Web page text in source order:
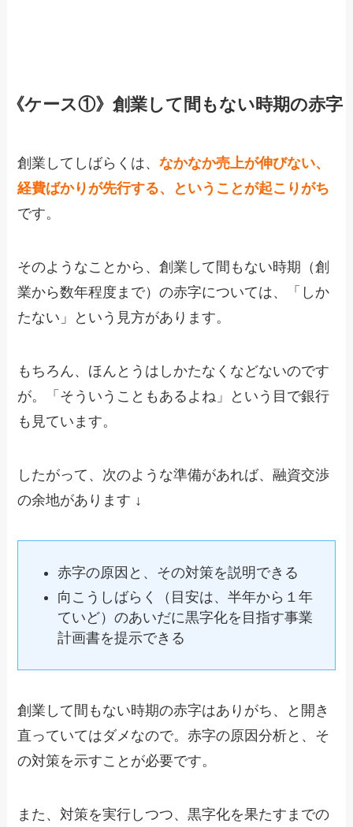
《ケース①》創業して間もない時期の赤字
創業してしばらくは、なかなか売上が伸びない、
経費ばかりが先行する、ということが起こりがち
です。
そのようなことから、創業して間もない時期（創
業から数年程度まで）の赤字については、「しか
たない」という見方があります。
もちろん、ほんとうはしかたなくなどないのです
が。「そういうこともあるよね」という目で銀行
も見ています。
したがって、次のような準備があれば、融資交渉
の余地があります ↓
赤字の原因と、その対策を説明できる
向こうしばらく（目安は、半年から１年
ていど）のあいだに黒字化を目指す事業
計画書を提示できる
創業して間もない時期の赤字はありがち、と開き
直っていてはダメなので。赤字の原因分析と、そ
の対策を示すことが必要です。
また、対策を実行しつつ、黒字化を果たすまでの